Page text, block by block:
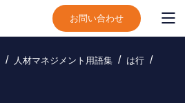
お問い合わせ
人材マネジメント用語集
は行